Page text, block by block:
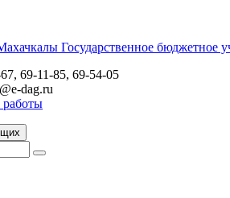
Государственное бюджетное
69-11-85, 69-54-05
dag.ru
работы